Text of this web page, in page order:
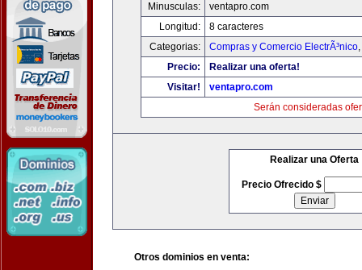
Minusculas:
ventapro.com
Longitud:
8 caracteres
Categorias:
Compras y Comercio ElectrÃ³nico,
Precio:
Realizar una oferta!
Visitar!
ventapro.com
Serán consideradas
Realizar una Oferta
Precio Ofrecido $
Otros dominios en venta: